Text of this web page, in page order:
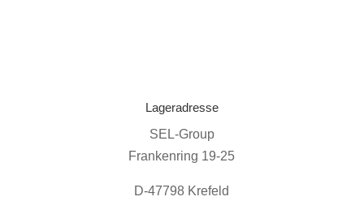
Lageradresse
SEL-Group
Frankenring 19-25
D-47798 Krefeld